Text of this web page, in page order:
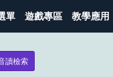
單 遊戲專區 教學應用
讀檢索